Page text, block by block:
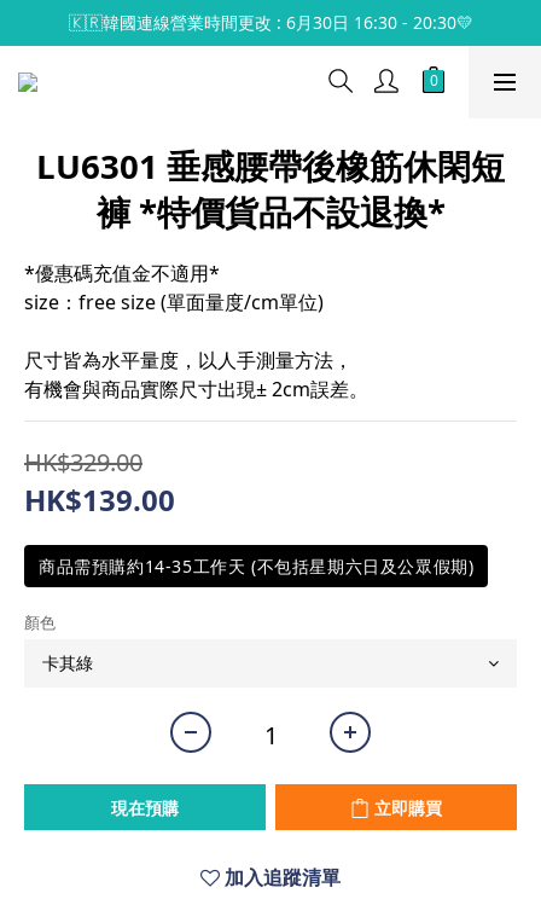
🇰🇷韓國連線營業時間更改 : 6月30日 16:30 - 20:30💛
LU6301 垂感腰帶後橡筋休閑短
褲 *特價貨品不設退換*
*優惠碼充值金不適用*
size：free size (單面量度/cm單位)
尺寸皆為水平量度，以人手測量方法，
有機會與商品實際尺寸出現± 2cm誤差。
HK$329.00
HK$139.00
商品需預購約14-35工作天 (不包括星期六日及公眾假期)
顏色
現在預購 立即購買
加入追蹤清單